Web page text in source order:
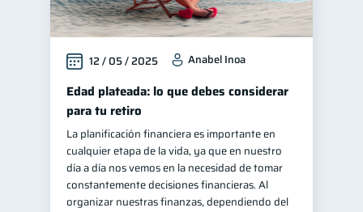
12 / 05 / 2025 Anabel Inoa
Edad plateada: lo que debes considerar
para tu retiro
La planificación financiera es importante en
cualquier etapa de la vida, ya que en nuestro
día a día nos vemos en la necesidad de tomar
constantemente decisiones financieras. Al
organizar nuestras finanzas, dependiendo del